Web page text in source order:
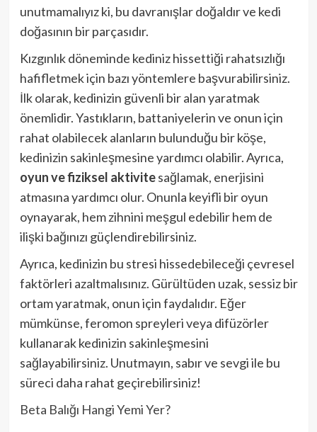
unutmamalıyız ki, bu davranışlar doğaldır ve kedi
doğasının bir parçasıdır.
Kızgınlık döneminde kediniz hissettiği rahatsızlığı
hafifletmek için bazı yöntemlere başvurabilirsiniz.
İlk olarak, kedinizin güvenli bir alan yaratmak
önemlidir. Yastıkların, battaniyelerin ve onun için
rahat olabilecek alanların bulunduğu bir köşe,
kedinizin sakinleşmesine yardımcı olabilir. Ayrıca,
oyun ve fiziksel aktivitesağlamak, enerjisini
atmasına yardımcı olur. Onunla keyifli bir oyun
oynayarak, hem zihnini meşgul edebilir hem de
ilişki bağınızı güçlendirebilirsiniz.
Ayrıca, kedinizin bu stresi hissedebileceği çevresel
faktörleri azaltmalısınız. Gürültüden uzak, sessiz bir
ortam yaratmak, onun için faydalıdır. Eğer
mümkünse, feromon spreyleri veya difüzörler
kullanarak kedinizin sakinleşmesini
sağlayabilirsiniz. Unutmayın, sabır ve sevgi ile bu
süreci daha rahat geçirebilirsiniz!
Beta Balığı Hangi Yemi Yer?